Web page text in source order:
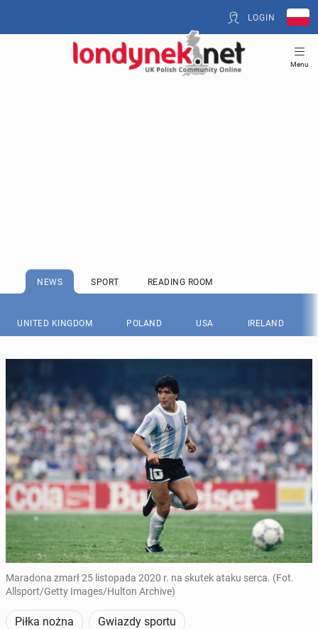
LOGIN
Menu
NEWS SPORT READING ROOM
UNITED KINGDOM POLAND USA IRELAND
Maradona zmarł 25 listopada 2020 r. na skutek ataku serca. (Fot.
Allsport/Getty Images/Hulton Archive)
Piłka nożna Gwiazdy sportu